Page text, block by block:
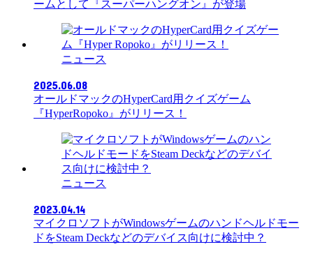
ームとして『スーパーハングオン』が登場
ニュース
2025.06.08
オールドマックのHyperCard用クイズゲーム
『HyperRopoko』がリリース！
ニュース
2023.04.14
マイクロソフトがWindowsゲームのハンドヘルドモー
ドをSteam Deckなどのデバイス向けに検討中？